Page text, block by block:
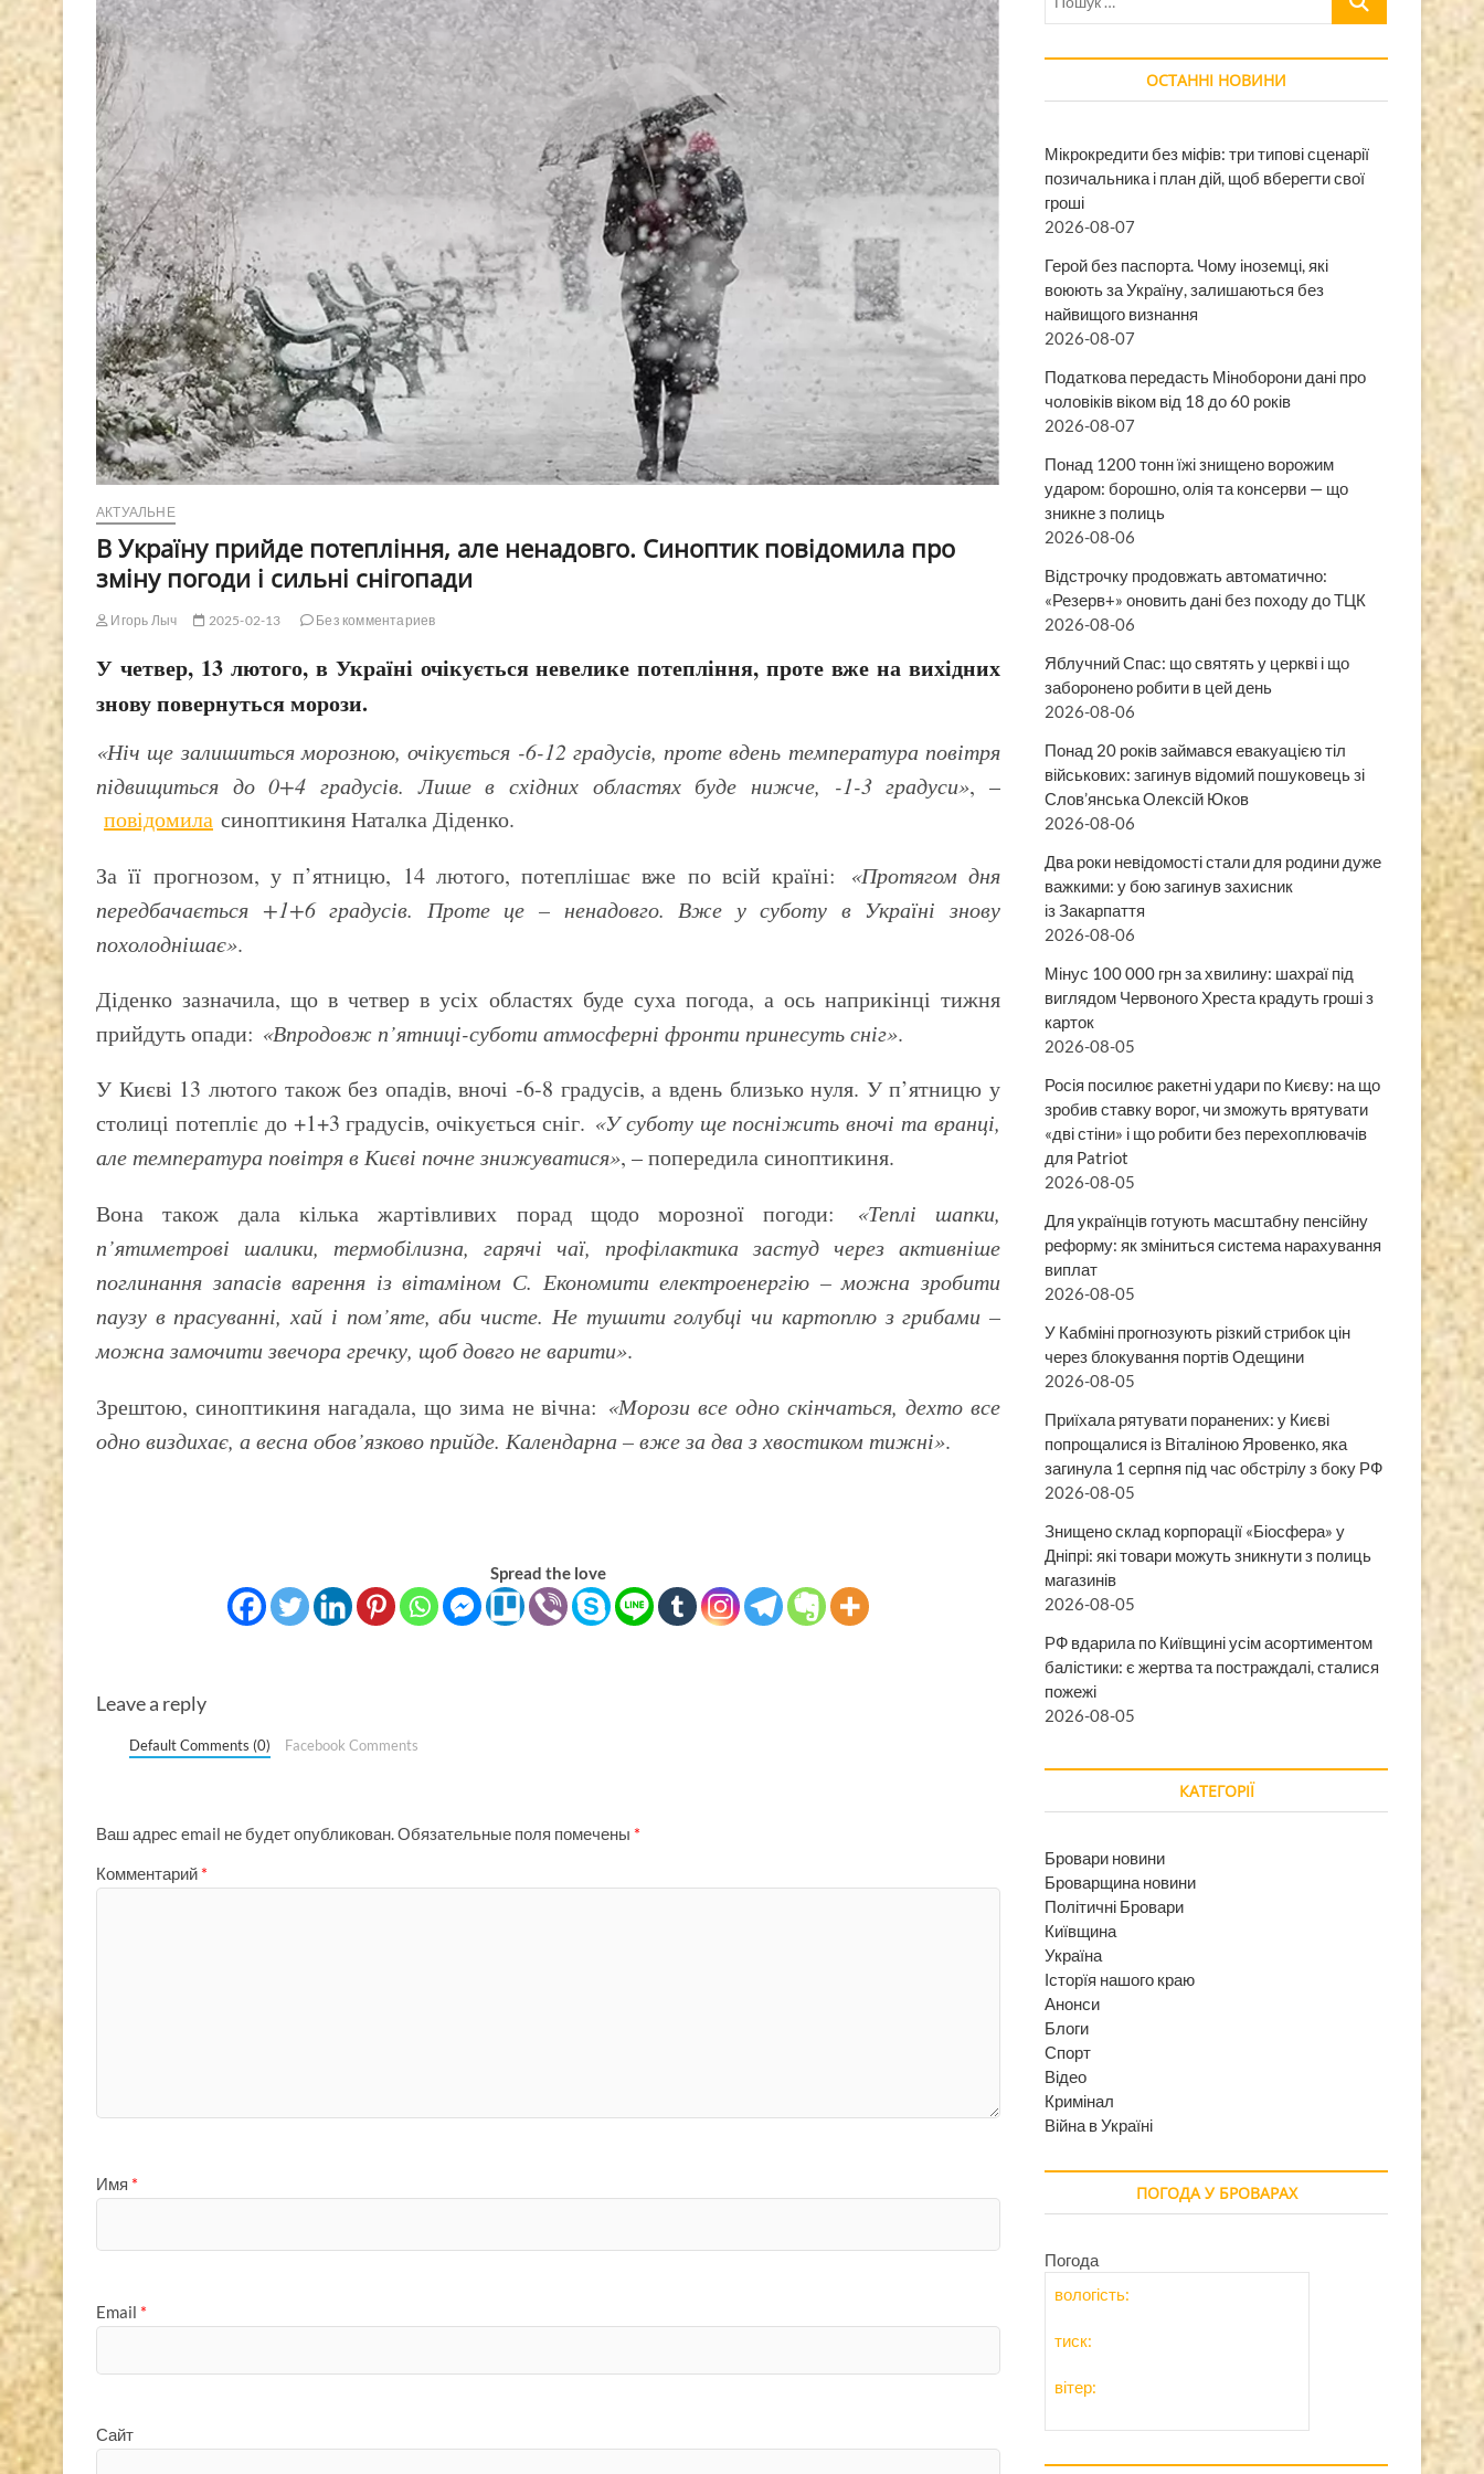
АКТУАЛЬНЕ
В Україну прийде потепління, але ненадовго. Синоптик повідомила про
зміну погоди і сильні снігопади
Игорь Лыч 2025-02-13 Без комментариев
У четвер, 13 лютого, в Україні очікується невелике потепління, проте вже на вихідних
знову повернуться морози.
«Ніч ще залишиться морозною, очікується -6-12 градусів, проте вдень температура повітря
підвищиться до 0+4 градусів. Лише в східних областях буде нижче, -1-3 градуси», –
повідомила синоптикиня Наталка Діденко.
За її прогнозом, у п’ятницю, 14 лютого, потеплішає вже по всій країні:
«Протягом дня
передбачається +1+6 градусів. Проте це – ненадовго. Вже у суботу в Україні знову
похолоднішає».
Діденко зазначила, що в четвер в усіх областях буде суха погода, а ось наприкінці тижня
прийдуть опади: «Впродовж п’ятниці-суботи атмосферні фронти принесуть сніг».
У Києві 13 лютого також без опадів, вночі -6-8 градусів, а вдень близько нуля. У п’ятницю у
столиці потепліє до +1+3 градусів, очікується сніг. «У суботу ще посніжить вночі та вранці,
але температура повітря в Києві почне знижуватися», – попередила синоптикиня.
Вона також дала кілька жартівливих порад щодо морозної погоди:
«Теплі шапки,
п’ятиметрові шалики, термобілизна, гарячі чаї, профілактика застуд через активніше
поглинання запасів варення із вітаміном С. Економити електроенергію – можна зробити
паузу в прасуванні, хай і пом’яте, аби чисте. Не тушити голубці чи картоплю з грибами –
можна замочити звечора гречку, щоб довго не варити».
Зрештою, синоптикиня нагадала, що зима не вічна: «Морози все одно скінчаться, дехто все
одно виздихає, а весна обов’язково прийде. Календарна – вже за два з хвостиком тижні».
Spread the love
Leave a reply
Default Comments (0) Facebook Comments
Ваш адрес email не будет опубликован.Обязательные поля помечены *
Комментарий *
Имя *
Email *
Сайт
ОСТАННІ НОВИНИ
Мікрокредити без міфів: три типові сценарії
позичальника і план дій, щоб вберегти свої
гроші
2026-08-07
Герой без паспорта. Чому іноземці, які
воюють за Україну, залишаються без
найвищого визнання
2026-08-07
Податкова передасть Міноборони дані про
чоловіків віком від 18 до 60 років
2026-08-07
Понад 1200 тонн їжі знищено ворожим
ударом: борошно, олія та консерви — що
зникне з полиць
2026-08-06
Відстрочку продовжать автоматично:
«Резерв+» оновить дані без походу до ТЦК
2026-08-06
Яблучний Спас: що святять у церкві і що
заборонено робити в цей день
2026-08-06
Понад 20 років займався евакуацією тіл
військових: загинув відомий пошуковець зі
Слов’янська Олексій Юков
2026-08-06
Два роки невідомості стали для родини дуже
важкими: у бою загинув захисник
із Закарпаття
2026-08-06
Мінус 100 000 грн за хвилину: шахраї під
виглядом Червоного Хреста крадуть гроші з
карток
2026-08-05
Росія посилює ракетні удари по Києву: на що
зробив ставку ворог, чи зможуть врятувати
«дві стіни» і що робити без перехоплювачів
для Patriot
2026-08-05
Для українців готують масштабну пенсійну
реформу: як зміниться система нарахування
виплат
2026-08-05
У Кабміні прогнозують різкий стрибок цін
через блокування портів Одещини
2026-08-05
Приїхала рятувати поранених: у Києві
попрощалися із Віталіною Яровенко, яка
загинула 1 серпня під час обстрілу з боку РФ
2026-08-05
Знищено склад корпорації «Біосфера» у
Дніпрі: які товари можуть зникнути з полиць
магазинів
2026-08-05
РФ вдарила по Київщині усім асортиментом
балістики: є жертва та постраждалі, сталися
пожежі
2026-08-05
КАТЕГОРІЇ
Бровари новини
Броварщина новини
Політичні Бровари
Київщина
Україна
Історїя нашого краю
Анонси
Блоги
Спорт
Відео
Кримінал
Війна в Україні
ПОГОДА У БРОВАРАХ
Погода
вологість:
тиск:
вітер: